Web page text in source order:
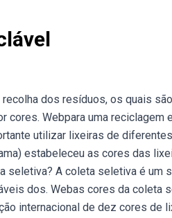
dos resíduos, os quais
Webpara uma reciclagem
utilizar lixeiras de
estabeleceu as cores das
seletiva? A coleta seletiva é um
dos. Webas cores da coleta
internacional de dez cores de